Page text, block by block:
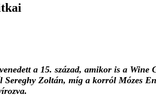
a 15. század, amikor is a Wine
Zoltán, míg a korról Mózes